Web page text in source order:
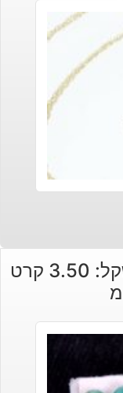
אמרלד מלוטש לשיבוץ במשקל: 3.50 קרט